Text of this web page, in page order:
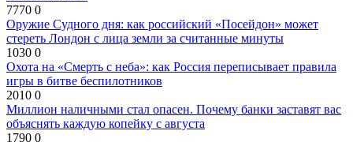
7770 0
Оружие Судного дня: как российский «Посейдон» может
стереть Лондон с лица земли за считанные минуты
1030 0
Охота на «Смерть с неба»: как Россия переписывает правила
игры в битве беспилотников
2010 0
Миллион наличными стал опасен. Почему банки заставят вас
объяснять каждую копейку с августа
1790 0